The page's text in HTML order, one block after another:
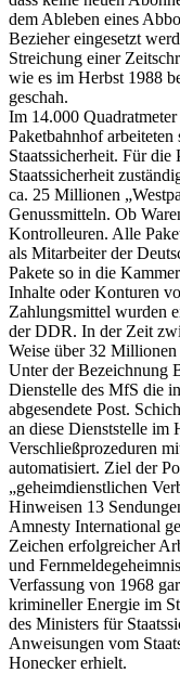
dem Ableben eines
Bezieher eingesetzt
Streichung einer
wie es im Herbst 1988
geschah.
Im 14.000
Paketbahnhof
Staatssicherheit. Für
Staatssicherheit
ca. 25 Millionen
Genussmitteln. Ob
Kontrolleuren. Alle
als Mitarbeiter der
Pakete so in die
Inhalte oder Konturen
Zahlungsmittel wurden
der DDR. In der Zeit
Weise über 32
Unter der Bezeichnung
Dienstelle des MfS die
abgesendete Post.
an diese Dienststelle im
Verschließprozeduren
automatisiert. Ziel der
„geheimdienstlichen
Hinweisen 13
Amnesty International
Zeichen erfolgreicher
und
Verfassung von 1968
krimineller Energie im
des Ministers für
Anweisungen vom
Honecker erhielt.